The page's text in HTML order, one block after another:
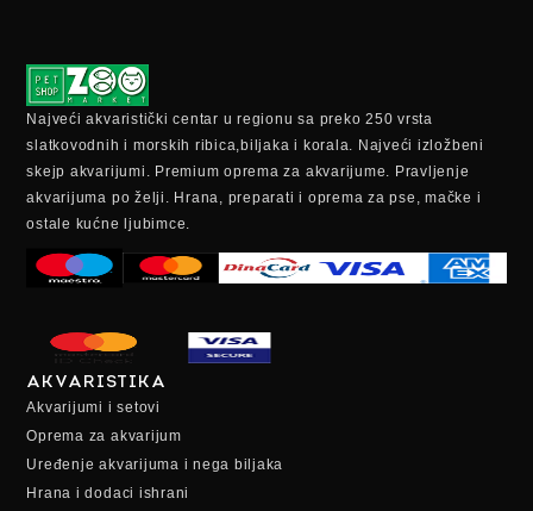
Najveći akvaristički centar u regionu sa preko 250 vrsta
slatkovodnih i morskih ribica,biljaka i korala. Najveći izložbeni
skejp akvarijumi. Premium oprema za akvarijume. Pravljenje
akvarijuma po želji. Hrana, preparati i oprema za pse, mačke i
ostale kućne ljubimce.
AKVARISTIKA
Akvarijumi i setovi
Oprema za akvarijum
Uređenje akvarijuma i nega biljaka
Hrana i dodaci ishrani